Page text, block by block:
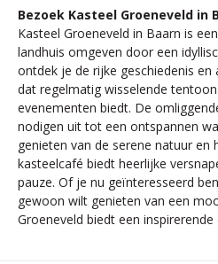
Bezoek Kasteel Groeneveld in
Kasteel Groeneveld in Baarn is
landhuis omgeven door een
ontdek je de rijke geschiedenis
dat regelmatig wisselende
evenementen biedt. De
nodigen uit tot een ontspannen
genieten van de serene natuur en
kasteelcafé biedt heerlijke
pauze. Of je nu geïnteresseerd
gewoon wilt genieten van een
Groeneveld biedt een